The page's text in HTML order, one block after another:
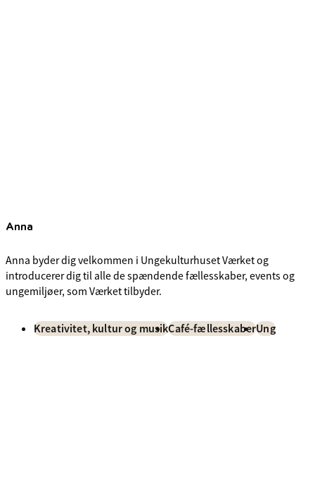
Anna
Anna byder dig velkommen i Ungekulturhuset Værket og
introducerer dig til alle de spændende fællesskaber, events og
ungemiljøer, som Værket tilbyder.
Kreativitet, kultur og musikCafé-fællesskaberUng